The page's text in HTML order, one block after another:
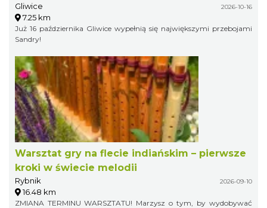
Gliwice 2026-10-16
7.25 km
Już 16 października Gliwice wypełnią się największymi przebojami
Sandry!
Warsztat gry na flecie indiańskim – pierwsze
kroki w świecie melodii
Rybnik 2026-09-10
16.48 km
ZMIANA TERMINU WARSZTATU! Marzysz o tym, by wydobywać